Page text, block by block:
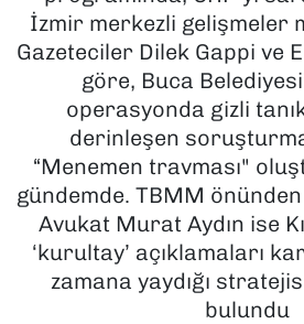
İzmir merkezli gelişmeler
Gazeteciler Dilek Gappi ve
göre, Buca
operasyonda gizli
derinleşen
“Menemen travması"
gündemde. TBMM
Avukat Murat Aydın ise
‘kurultay’ açıklamaları
zamana yaydığı
bulundu
SAĞLIK
SPOR
TEKNOLOJİ
YAŞAM
YEREL YÖNETİMLER